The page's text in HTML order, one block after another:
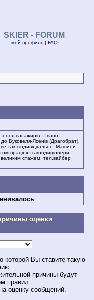
SKIER - FORUM
мой профиль| FAQ
пасажирів з Івано-
Буковеля-Ясенів (Драгобрат).
так і індивідуальне. Машини
працюють кондиціонери.
з великим стажем. тел.вайбер
оценки
которой Вы ставите такую
причины будут
правил
оценку сообщений.